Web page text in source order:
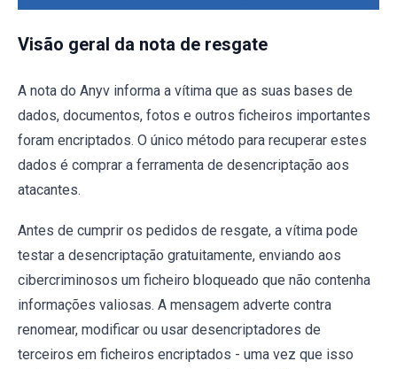
Visão geral da nota de resgate
A nota do Anyv informa a vítima que as suas bases de
dados, documentos, fotos e outros ficheiros importantes
foram encriptados. O único método para recuperar estes
dados é comprar a ferramenta de desencriptação aos
atacantes.
Antes de cumprir os pedidos de resgate, a vítima pode
testar a desencriptação gratuitamente, enviando aos
cibercriminosos um ficheiro bloqueado que não contenha
informações valiosas. A mensagem adverte contra
renomear, modificar ou usar desencriptadores de
terceiros em ficheiros encriptados - uma vez que isso